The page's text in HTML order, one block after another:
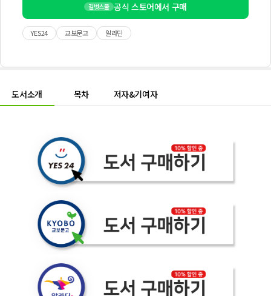
길벗스쿨 공식 스토어에서 구매
YES24 교보문고 알라딘
도서소개 목차 저자&기여자